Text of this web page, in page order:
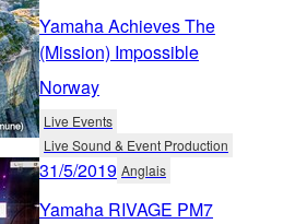
Yamaha Achieves The
(Mission) Impossible
Norway
Live Events
Live Sound & Event Production
31/5/2019 Anglais
Yamaha RIVAGE PM7